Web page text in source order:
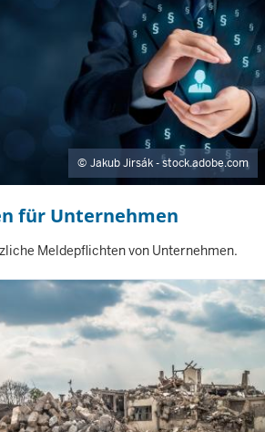
Jakub Jirsák - stock.adobe.com
für Unternehmen
Meldepflichten von Unternehmen.